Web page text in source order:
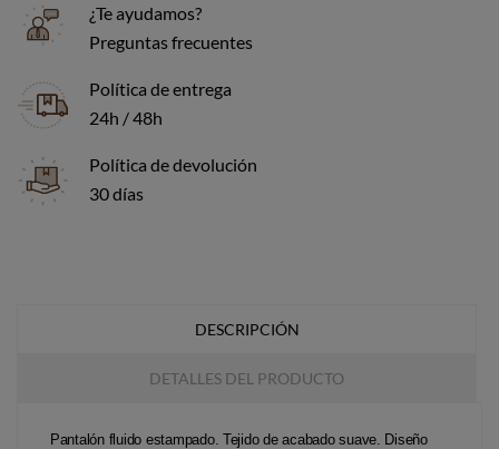
¿Te ayudamos?
Preguntas frecuentes
Política de entrega
24h / 48h
Política de devolución
30 días
DESCRIPCIÓN
DETALLES DEL PRODUCTO
Pantalón fluido estampado. Tejido de acabado suave. Diseño